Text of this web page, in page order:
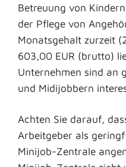
Betreuung von
der Pflege von
Monatsgehalt zurzeit
603,00 EUR (brutto)
Unternehmen sind an
und Midijobbern
Achten Sie darauf,
Arbeitgeber als
Minijob-Zentrale